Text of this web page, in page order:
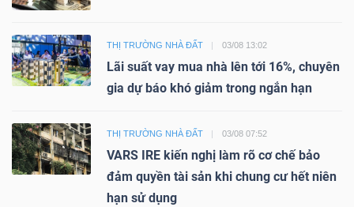
THỊ TRƯỜNG NHÀ ĐẤT 03/08 13:02
Lãi suất vay mua nhà lên tới 16%, chuyên
gia dự báo khó giảm trong ngắn hạn
THỊ TRƯỜNG NHÀ ĐẤT 03/08 07:52
VARS IRE kiến nghị làm rõ cơ chế bảo
đảm quyền tài sản khi chung cư hết niên
hạn sử dụng